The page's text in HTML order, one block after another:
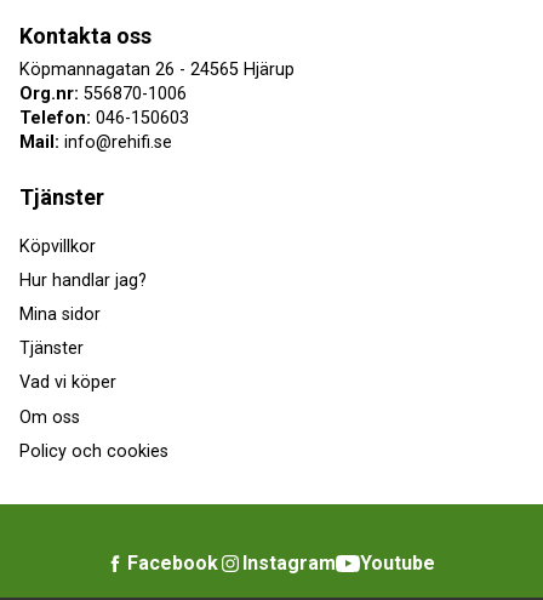
Kontakta oss
Köpmannagatan 26 - 24565 Hjärup
Org.nr: 556870-1006
Telefon: 046-150603
Mail: info@rehifi.se
Tjänster
Köpvillkor
Hur handlar jag?
Mina sidor
Tjänster
Vad vi köper
Om oss
Policy och cookies
Facebook Instagram Youtube